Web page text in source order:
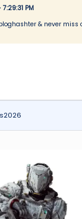
7:29:31 PM
& never miss